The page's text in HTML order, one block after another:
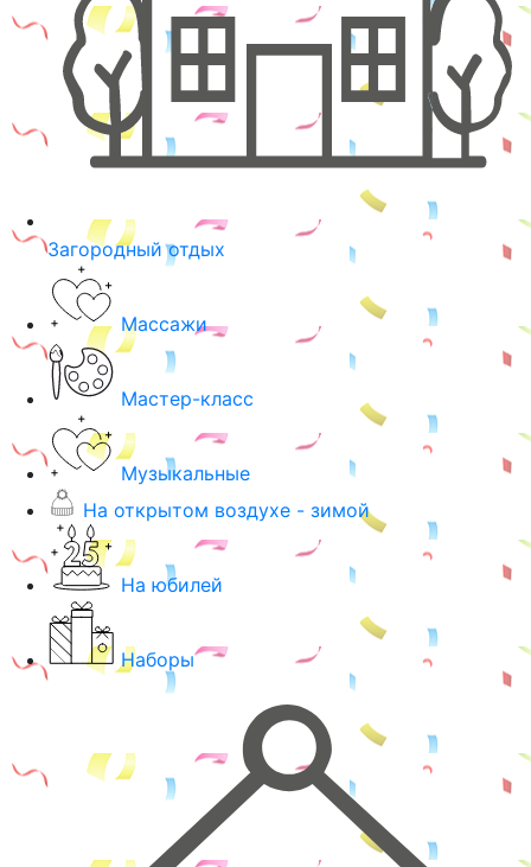
Загородный отдых
Массажи
Мастер-класс
Музыкальные
На открытом воздухе - зимой
На юбилей
Наборы